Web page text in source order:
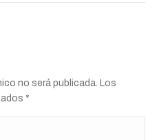
no será publicada. Los
*